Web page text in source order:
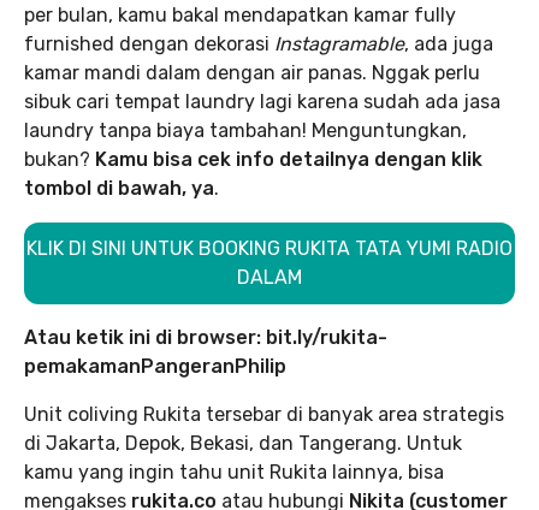
per bulan, kamu bakal mendapatkan kamar fully
furnished dengan dekorasi Instagramable, ada juga
kamar mandi dalam dengan air panas. Nggak perlu
sibuk cari tempat laundry lagi karena sudah ada jasa
laundry tanpa biaya tambahan! Menguntungkan,
bukan? Kamu bisa cek info detailnya dengan klik
tombol di bawah, ya.
KLIK DI SINI UNTUK BOOKING RUKITA TATA YUMI RADIO
DALAM
Atau ketik ini di browser: bit.ly/rukita-
pemakamanPangeranPhilip
Unit coliving Rukita tersebar di banyak area strategis
di Jakarta, Depok, Bekasi, dan Tangerang. Untuk
kamu yang ingin tahu unit Rukita lainnya, bisa
mengakses rukita.co atau hubungi Nikita (customer